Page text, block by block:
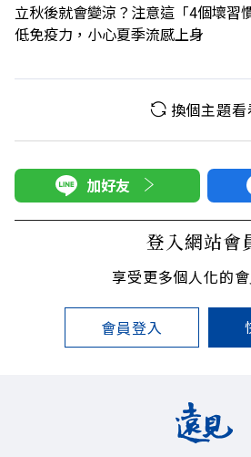
立秋後就會變涼？注意這「4個壞習
低免疫力，小心夏季流感上身
換個主題看
加好友
登入網站會
享受更多個人化的
會員登入